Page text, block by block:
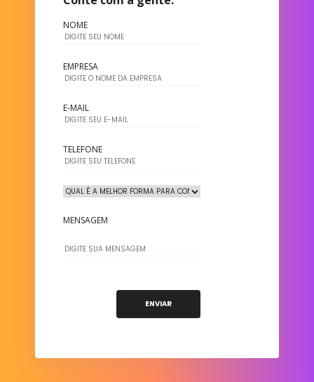
NOME
EMPRESA
E-MAIL
TELEFONE
MENSAGEM